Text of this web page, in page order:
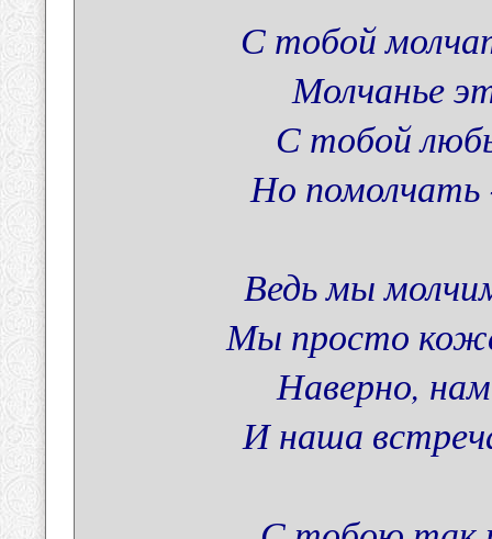
С тобой
Молчанье
С тобой
Но помолчать
Ведь мы
Мы просто
Наверно,
И наша